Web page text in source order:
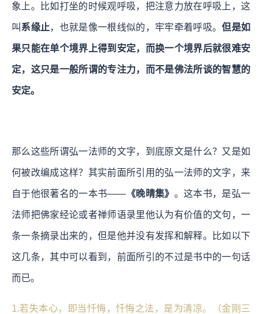
象上。比如打坐的时候观呼吸，把注意力放在呼吸上，这
叫 系缘止，也就是像一根线似的，牢牢牵着呼吸。但是如
果只能在单个境界上得到安定，而换一个境界后就很难安
定，这只是一般所谓的专注力，而不是佛法所谈的智慧的
安定。
那么这些所谓弘一法师的文字，到底原文是什么？又是如
何被改编成这样？其实前面所引用的弘一法师的文字，来
自于他很著名的一本书—— 《晚晴集》 。这本书，是弘一
法师把佛家经论或者禅师语录里他认为有价值的文句，一
条一条摘录出来的，但是他并没有发挥和解释。比如以下
这几条，其中可以看到，前面所引的不过是书中的一句话
而已。
1.若失本心，即当忏悔，忏悔之法，是为清凉。（金刚三